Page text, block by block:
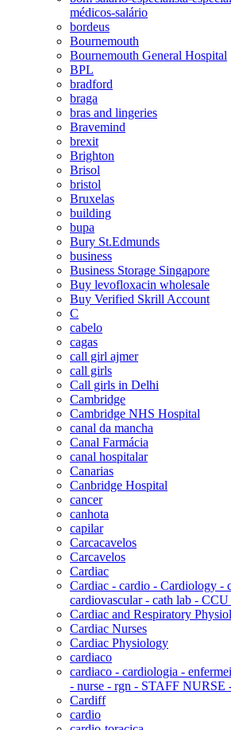
médicos-salário
bordeus
Bournemouth
Bournemouth General Hospital
BPL
bradford
braga
bras and lingeries
Bravemind
brexit
Brighton
Brisol
bristol
Bruxelas
building
bupa
Bury St.Edmunds
business
Business Storage Singapore
Buy levofloxacin wholesale
Buy Verified Skrill Account
C
cabelo
cagas
call girl ajmer
call girls
Call girls in Delhi
Cambridge
Cambridge NHS Hospital
canal da mancha
Canal Farmácia
canal hospitalar
Canarias
Canbridge Hospital
cancer
canhota
capilar
Carcacavelos
Carcavelos
Cardiac
Cardiac - cardio - Cardiology -
cardiovascular - cath lab -
Cardiac and Respiratory
Cardiac Nurses
Cardiac Physiology
cardiaco
cardiaco - cardiologia -
- nurse - rgn - STAFF NURSE
Cardiff
cardio